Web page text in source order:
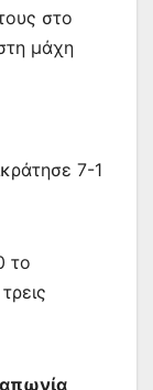
στο
μάχη
7-1
το